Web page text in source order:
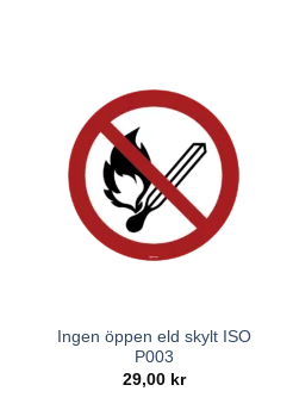
Ingen öppen eld skylt ISO
P003
29,00 kr